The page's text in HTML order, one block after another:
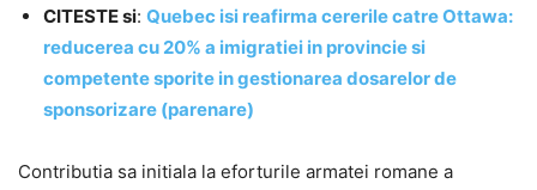
CITESTE si: Quebec isi reafirma cererile catre Ottawa:
reducerea cu 20% a imigratiei in provincie si
competente sporite in gestionarea dosarelor de
sponsorizare (parenare)
Contributia sa initiala la eforturile armatei romane a